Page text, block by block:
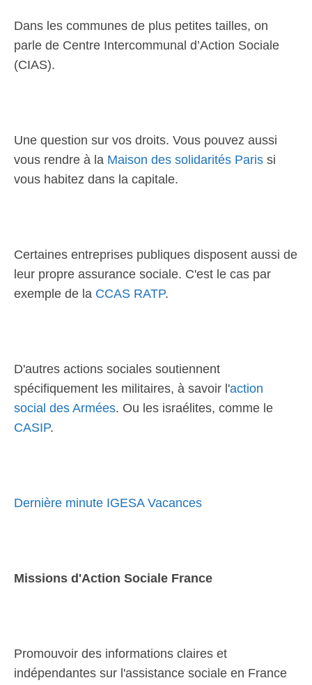
Dans les communes de plus petites tailles, on
parle de Centre Intercommunal d’Action Sociale
(CIAS).
Une question sur vos droits. Vous pouvez aussi
vous rendre à la Maison des solidarités Paris si
vous habitez dans la capitale.
Certaines entreprises publiques disposent aussi de
leur propre assurance sociale. C'est le cas par
exemple de la CCAS RATP.
D'autres actions sociales soutiennent
spécifiquement les militaires, à savoir l'action
social des Armées. Ou les israélites, comme le
CASIP.
Dernière minute IGESA Vacances
Missions d'Action Sociale France
Promouvoir des informations claires et
indépendantes sur l'assistance sociale en France